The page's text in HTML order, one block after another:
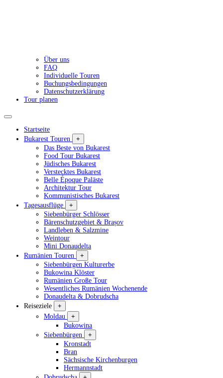
Über uns
FAQ
Individuelle Touren
Buchungsbedingungen
Datenschutzerklärung
Tour planen
Startseite
Bukarest Touren
+
Das Beste von Bukarest
Food Tour Bukarest
Jüdisches Bukarest
Verstecktes Bukarest
Belle Époque Paläste
Architektur Tour
Kommunistisches Bukarest
Tagesausflüge
+
Siebenbürger Schlösser
Bärenschutzgebiet & Brașov
Landleben & Salzmine
Weintour
Mini Donaudelta
Rumänien Touren
+
Siebenbürgen Kulturerbe
Bukowina Klöster
Rumänien Große Tour
Wesentliches Rumänien Wochenende
Donaudelta & Dobrudscha
Reiseziele
+
Moldau
+
Bukowina
Siebenbürgen
+
Kronstadt
Bran
Sächsische Kirchenburgen
Hermannstadt